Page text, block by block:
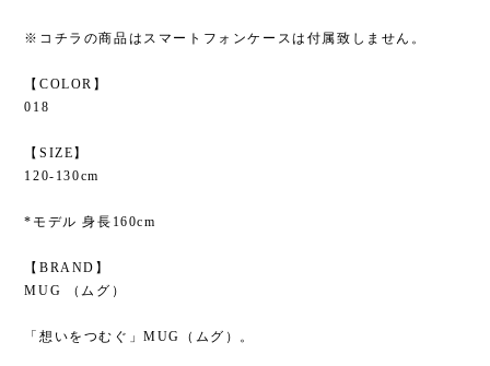
※コチラの商品はスマートフォンケースは付属致しません。
【COLOR】
018
【SIZE】
120-130cm
*モデル 身長160cm
【BRAND】
MUG （ムグ）
「想いをつむぐ」MUG（ムグ）。